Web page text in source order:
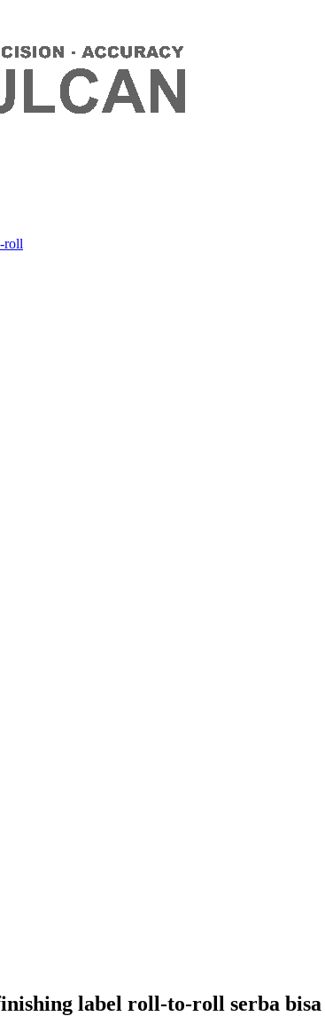
roll
label roll-to-roll serba bisa